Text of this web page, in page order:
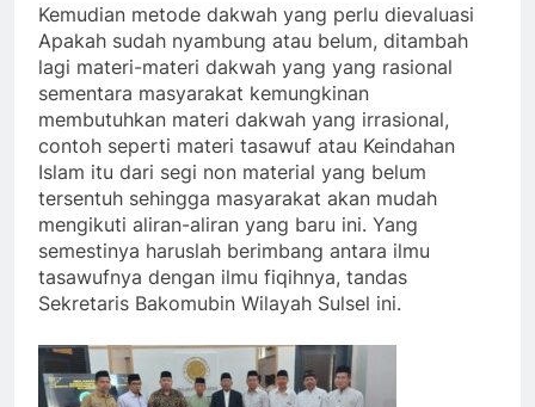
Kemudian metode dakwah yang perlu dievaluasi
Apakah sudah nyambung atau belum, ditambah
lagi materi-materi dakwah yang yang rasional
sementara masyarakat kemungkinan
membutuhkan materi dakwah yang irrasional,
contoh seperti materi tasawuf atau Keindahan
Islam itu dari segi non material yang belum
tersentuh sehingga masyarakat akan mudah
mengikuti aliran-aliran yang baru ini. Yang
semestinya haruslah berimbang antara ilmu
tasawufnya dengan ilmu fiqihnya, tandas
Sekretaris Bakomubin Wilayah Sulsel ini.